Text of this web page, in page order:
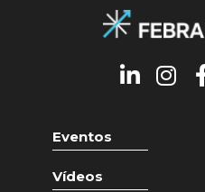
Eventos
Vídeos